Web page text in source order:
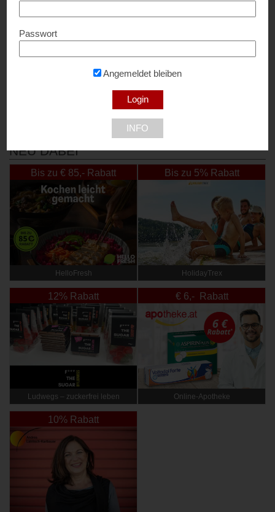
S.Martin – limitierte
Kunstdrucke
NEU DABEI
Bis zu € 85,- Rabatt
HelloFresh
Bis zu 5% Rabatt
HolidayTrex
12% Rabatt
Ludwegs – zuckerfrei leben
€ 6,- Rabatt
Online‑Apotheke
10% Rabatt
Passwort
Angemeldet bleiben
INFO